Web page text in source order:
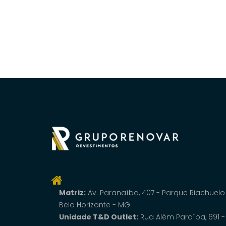
Matriz: Av. Paranaí­ba, 407 - Parque Riachuelo
Belo Horizonte - MG
Unidade T&D Outlet: Rua Além Paraíba, 691 -